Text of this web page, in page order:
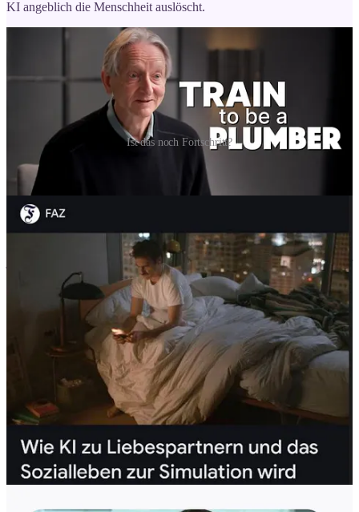
KI angeblich die Menschheit auslöscht.
Ist das noch Fortschritt?
Das Spiel mit dem Feuer
Jeder technologische Sprung war ein Sprung ins Unbekannte. Die
Menschen fürchteten einst, die Geschwindigkeit der Eisenbahn
jenseits der 30 km/h werde ihre Organe zerstören, Ärzte warnten vor
„Gesundheitsgefahren durch übermäßige Beschleunigung“. Später
hieß es, Elektrizität mache nervös, Radioaktivität in der Zahnpasta
vitalisiere den Körper, Kokain im Wein (siehe das Modegetränk
“Vin Mariani”) mache produktiver. In Kinderbüchern der 50er
lernten Kinder, dass das “Atom” ihr Freund sei – die Propaganda
wurde von Tschernobyl eingeholt, und die Sandkästen vom
Das Grundproblem des Umgangs mit KI ist nicht neu: Wir leben in
einer Welt, die auf Vertrauen in Technologie basiert, während wir sie
längst nicht mehr verstehen. Wir wissen nicht, was unsere Telefone
uns tun. Wir akzeptieren Cookies wie Opfergaben an unsichtbare
Götter. Die Neugier der Menschheit hat Google zur allwissenden
Instanz gemacht. Doch das Wissen selbst hat die Seiten gewechselt.